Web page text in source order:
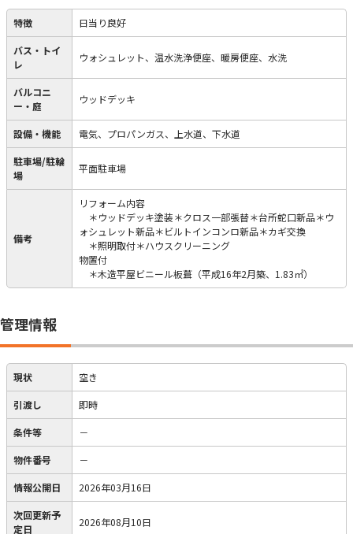
特徴 日当り良好
バス・トイ
レ
ウォシュレット、温水洗浄便座、暖房便座、水洗
バルコニ
ー・庭
ウッドデッキ
設備・機能 電気、プロパンガス、上水道、下水道
駐車場/駐輪
場
平面駐車場
備考
リフォーム内容
＊ウッドデッキ塗装＊クロス一部張替＊台所蛇口新品＊ウ
ォシュレット新品＊ビルトインコンロ新品＊カギ交換
＊照明取付＊ハウスクリーニング
物置付
＊木造平屋ビニール板葺（平成16年2月築、1.83㎡）
管理情報
現状 空き
引渡し 即時
条件等 －
物件番号 －
情報公開日 2026年03月16日
次回更新予
定日
2026年08月10日